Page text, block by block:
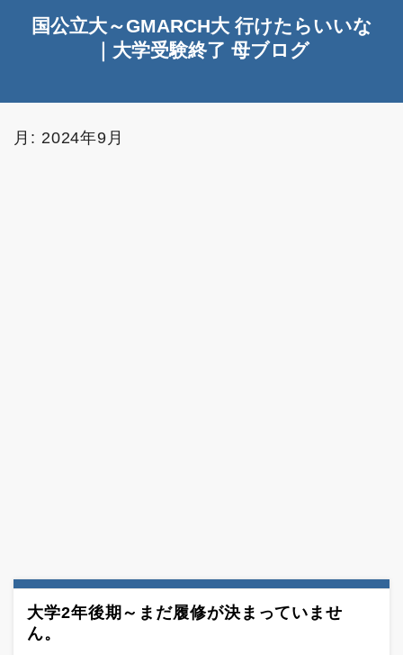
国公立大～GMARCH大 行けたらいいな
｜大学受験終了 母ブログ
月: 2024年9月
大学2年後期～まだ履修が決まっていませ
ん。